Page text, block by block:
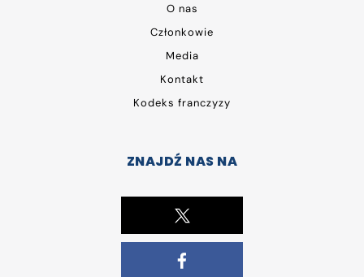
O nas
Członkowie
Media
Kontakt
Kodeks franczyzy
ZNAJDŹ NAS NA